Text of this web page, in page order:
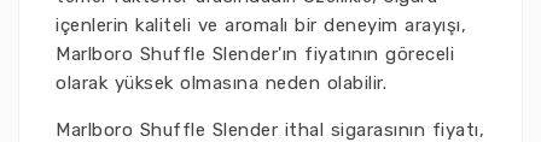
içenlerin kaliteli ve aromalı bir deneyim arayışı,
Marlboro Shuffle Slender'ın fiyatının göreceli
olarak yüksek olmasına neden olabilir.
Marlboro Shuffle Slender ithal sigarasının fiyatı,